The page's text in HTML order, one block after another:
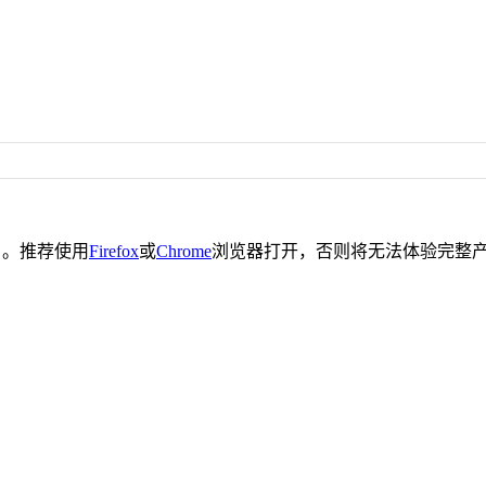
推荐使用Firefox或Chrome浏览器打开，否则将无法体验完整